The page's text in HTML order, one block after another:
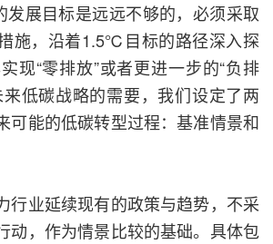
展目标是远远不够的，必须采取
施，沿着1.5℃目标的路径深入探
现“零排放”或者更进一步的“负排
低碳战略的需要，我们设定了两
可能的低碳转型过程：基准情景和
行业延续现有的政策与趋势，不采
动，作为情景比较的基础。具体包